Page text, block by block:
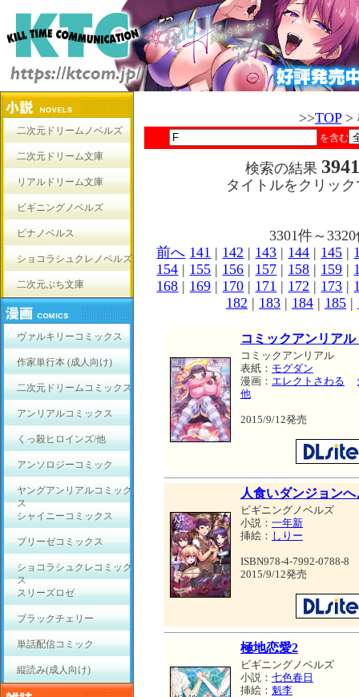
二次元ドリームノベルズ
二次元ドリーム文庫
リアルドリーム文庫
ビギニングノベルズ
ピナノベルス
ショコラシュクレノベルズ
二次元ぷち文庫
ヴァルキリーコミックス
作家単行本 (成人向け)
二次元ドリームコミックス
アンリアルコミックス
くっ殺ヒロインズ/他
アンソロジーコミック
ヤングアンリアルコミック
ス
シャイニーコミックス
ブリーゼコミックス
ショコラシュクレコミック
ス
スリーズロゼ
ブラックチェリー
単話配信コミック
縦読み(成人向け)
>>TOP>
を含む
検索の結果
タイトルをクリッ
3301件～
前へ 141 | 142 | 143 | 144 | 145 |
154 | 155 | 156 | 157 | 158 | 159 |
168 | 169 | 170 | 171 | 172 | 173 |
182 | 183 | 184 | 185 |
コミックアンリアル
コミックアンリアル
表紙： モグダン
漫画： エレクトさわる
他
2015/9/12発売
人食いダンジョン
ビギニングノベルズ
小説： 一年新
挿絵： しりー
ISBN978-4-7992-0788-8
2015/9/12発売
極地恋愛2
ビギニングノベルズ
小説： 七色春日
挿絵： 魁李